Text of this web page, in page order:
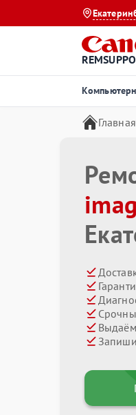
Главная